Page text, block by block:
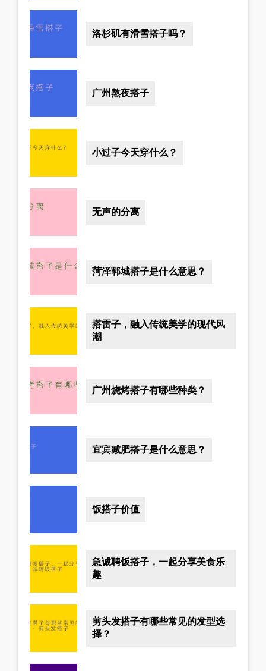
洛杉矶有滑雪搭子吗？
广州熬夜搭子
小过子今天穿什么？
无声的分离
菏泽郓城搭子是什么意思？
搭雷子，融入传统美学的现代风
潮
广州烧烤搭子有哪些种类？
宜宾减肥搭子是什么意思？
饭搭子价值
急诚聘饭搭子，一起分享美食乐
趣
剪头发搭子有哪些常见的发型选
择？